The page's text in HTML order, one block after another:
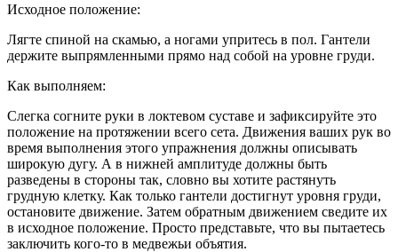
Исходное положение:
Лягте спиной на скамью, а ногами упритесь в пол. Гантели
держите выпрямленными прямо над собой на уровне груди.
Как выполняем:
Слегка согните руки в локтевом суставе и зафиксируйте это
положение на протяжении всего сета. Движения ваших рук во
время выполнения этого упражнения должны описывать
широкую дугу. А в нижней амплитуде должны быть
разведены в стороны так, словно вы хотите растянуть
грудную клетку. Как только гантели достигнут уровня груди,
остановите движение. Затем обратным движением сведите их
в исходное положение. Просто представьте, что вы пытаетесь
заключить кого-то в медвежьи объятия.